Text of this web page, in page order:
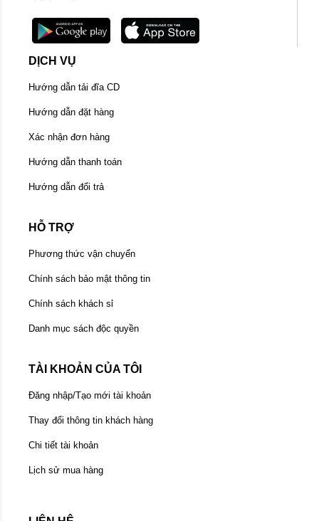
DỊCH VỤ
Hướng dẫn tải đĩa CD
Hướng dẫn đặt hàng
Xác nhận đơn hàng
Hướng dẫn thanh toán
Hướng dẫn đổi trả
HỖ TRỢ
Phương thức vận chuyển
Chính sách bảo mật thông tin
Chính sách khách sỉ
Danh mục sách độc quyền
TÀI KHOẢN CỦA TÔI
Đăng nhập/Tạo mới tài khoản
Thay đổi thông tin khách hàng
Chi tiết tài khoản
Lịch sử mua hàng